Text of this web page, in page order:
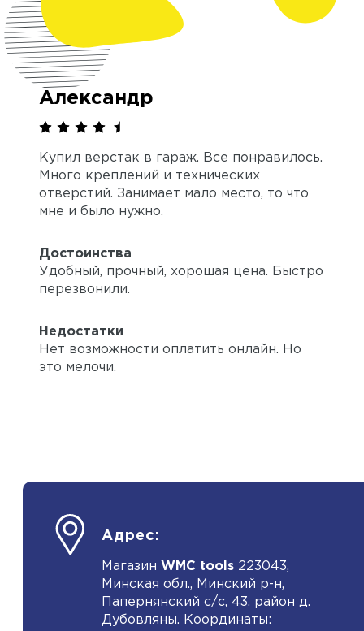
Александр
Купил верстак в гараж. Все понравилось.
Много креплений и технических
отверстий. Занимает мало место, то что
мне и было нужно.
Достоинства
Удобный, прочный, хорошая цена. Быстро
перезвонили.
Недостатки
Нет возможности оплатить онлайн. Но
это мелочи.
Адрес:
Магазин WMC tools 223043,
Минская обл., Минский р-н,
Папернянский с/с, 43, район д.
Дубовляны. Координаты: